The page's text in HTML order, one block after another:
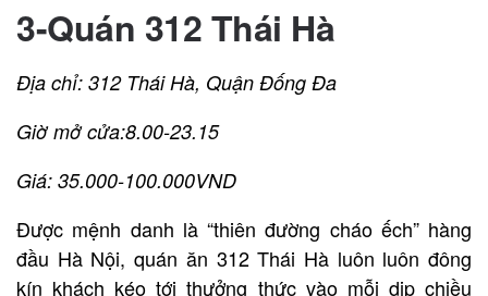
3-Quán 312 Thái Hà
Địa chỉ: 312 Thái Hà, Quận Đống Đa
Giờ mở cửa:8.00-23.15
Giá: 35.000-100.000VND
Được mệnh danh là “thiên đường cháo ếch” hàng
đầu Hà Nội, quán ăn 312 Thái Hà luôn luôn đông
kín khách kéo tới thưởng thức vào mỗi dịp chiều